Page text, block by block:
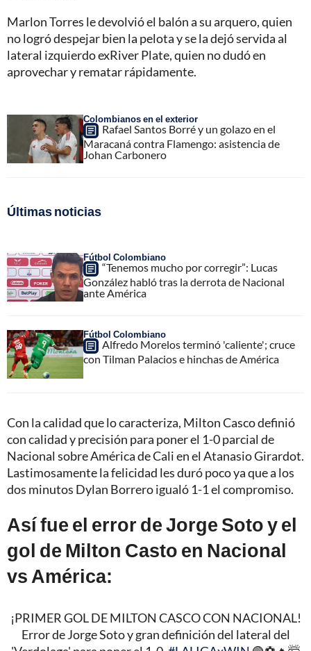
Marlon Torres le devolvió el balón a su arquero, quien
no logró despejar bien la pelota y se la dejó servida al
lateral izquierdo exRiver Plate, quien no dudó en
aprovechar y rematar rápidamente.
Colombianos en el exterior
Rafael Santos Borré y un golazo en el
Maracaná contra Flamengo: asistencia de
Johan Carbonero
Últimas noticias
Fútbol Colombiano
“Tenemos mucho por corregir”: Lucas
González habló tras la derrota de Nacional
ante América
Fútbol Colombiano
Alfredo Morelos terminó 'caliente'; cruce
con Tilman Palacios e hinchas de América
Con la calidad que lo caracteriza, Milton Casco definió
con calidad y precisión para poner el 1-0 parcial de
Nacional sobre América de Cali en el Atanasio Girardot.
Lastimosamente la felicidad les duró poco ya que a los
dos minutos Dylan Borrero igualó 1-1 el compromiso.
Así fue el error de Jorge Soto y el
gol de Milton Casto en Nacional
vs América:
¡PRIMER GOL DE MILTON CASCO CON NACIONAL!
Error de Jorge Soto y gran definición del lateral del